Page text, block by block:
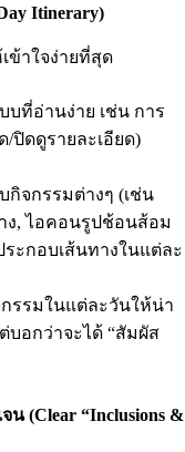
Itinerary)
ข้าใจง่ายที่สุด
บที่อ่านง่าย เช่น การ
/ปิดดูรายละเอียด)
กิจกรรมต่างๆ (เช่น
ง, ไอคอนรูปช้อนส้อม
ะกอบเส้นทางในแต่ละ
รรมในแต่ละวันให้น่า
บอกว่าจะได้ “สัมผัส
(Clear “Inclusions &